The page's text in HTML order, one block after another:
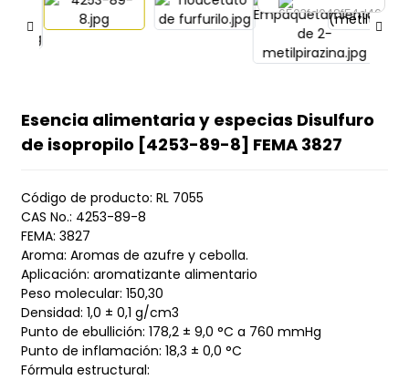
Esencia alimentaria y especias Disulfuro
de isopropilo [4253-89-8] FEMA 3827
Código de producto: RL 7055
CAS No.: 4253-89-8
FEMA: 3827
Aroma: Aromas de azufre y cebolla.
Aplicación: aromatizante alimentario
Peso molecular: 150,30
Densidad: 1,0 ± 0,1 g/cm3
Punto de ebullición: 178,2 ± 9,0 °C a 760 mmHg
Punto de inflamación: 18,3 ± 0,0 °C
Fórmula estructural: